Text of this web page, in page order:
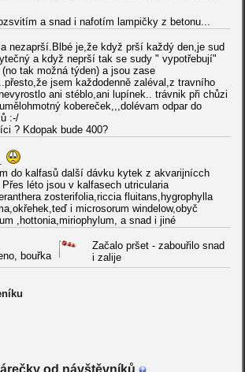
a snad i nafotím lampičky z betonu...
nezaprší.Blbé je,že když prší každý den,je sud
a když neprší tak se sudy " vypotřebují"
tak možná týden) a jsou zase
jsem každodenně zaléval,z travního
ani stéblo,ani lupínek.. trávnik při chůzi
kobereček,,,dolévam odpar do
:-/
? Kdopak bude 400?
do kalfasů další dávku kytek z akvarijnícch
léto jsou v kalfasech utricularia
zosterifolia,riccia fluitans,hygrophylla
i microsorum windelow,obyč
,hottonia,miriophylum, a snad i jiné
Začalo pršet - zabouřilo snad
i zalije
od návštěvníků